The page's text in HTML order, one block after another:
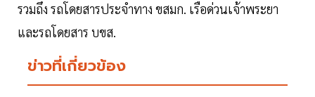
รวมถึง รถโดยสารประจำทาง ขสมก. เรือด่วนเจ้าพระยา
และรถโดยสาร บขส.
ข่าวที่เกี่ยวข้อง